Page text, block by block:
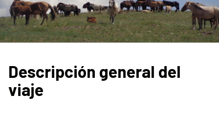
Descripción general del
viaje